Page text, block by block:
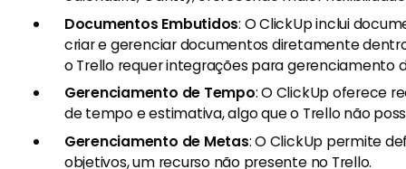
Documentos Embutidos: O ClickUp inclui
criar e gerenciar documentos diretamente
o Trello requer integrações para gerenciamento
Gerenciamento de Tempo: O ClickUp oferece
de tempo e estimativa, algo que o Trello não
Gerenciamento de Metas: O ClickUp permite
objetivos, um recurso não presente no Trello.